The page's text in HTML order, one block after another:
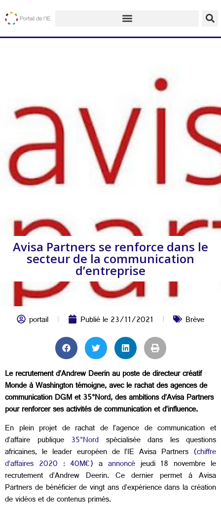
Avisa Partners se renforce dans le
secteur de la communication
d’entreprise
portail Publié le23/11/2021 Brève
Le recrutement d’Andrew Deerin au poste de directeur créatif
Monde à Washington témoigne, avec le rachat des agences de
communication DGM et 35°Nord, des ambitions d’Avisa Partners
pour renforcer ses activités de communication et d’influence.
En plein projet de rachat de l’agence de communication et
d’affaire publique 35°Nord spécialisée dans les questions
africaines, le leader européen de l’IE Avisa Partners (chiffre
d’affaires 2020 : 40M€) a annoncéjeudi 18 novembre le
recrutement d’Andrew Deerin. Ce dernier permet à Avisa
Partners de bénéficier de vingt ans d’expérience dans la création
de vidéos et de contenus primés.